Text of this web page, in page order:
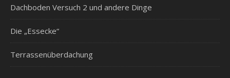
Dachboden Versuch 2 und andere Dinge
Die „Essecke“
Terrassenüberdachung